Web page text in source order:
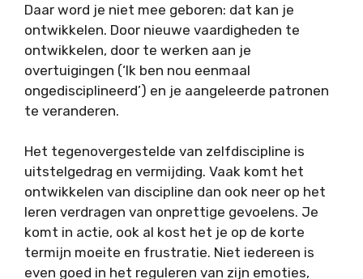
Daar word je niet mee geboren: dat kan je
ontwikkelen. Door nieuwe vaardigheden te
ontwikkelen, door te werken aan je
overtuigingen (‘Ik ben nou eenmaal
ongedisciplineerd’) en je aangeleerde patronen
te veranderen.
Het tegenovergestelde van zelfdiscipline is
uitstelgedrag en vermijding. Vaak komt het
ontwikkelen van discipline dan ook neer op het
leren verdragen van onprettige gevoelens. Je
komt in actie, ook al kost het je op de korte
termijn moeite en frustratie. Niet iedereen is
even goed in het reguleren van zijn emoties,